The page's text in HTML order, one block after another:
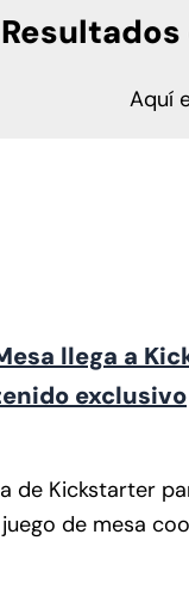
Aquí
llega a
exclusivo
de Kickstarter
de mesa